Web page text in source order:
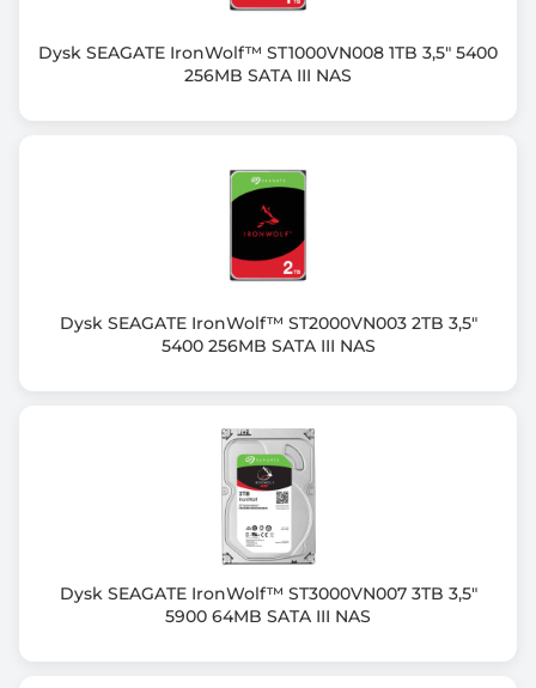
Dysk SEAGATE IronWolf™ ST1000VN008 1TB 3,5" 5400
256MB SATA III NAS
Dysk SEAGATE IronWolf™ ST2000VN003 2TB 3,5"
5400 256MB SATA III NAS
Dysk SEAGATE IronWolf™ ST3000VN007 3TB 3,5"
5900 64MB SATA III NAS